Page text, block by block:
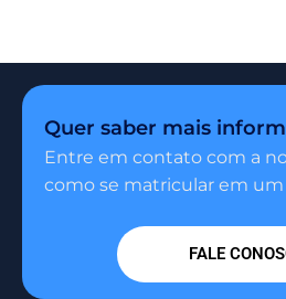
Quer saber mais
Entre em contato com a
como se matricular em um
FALE